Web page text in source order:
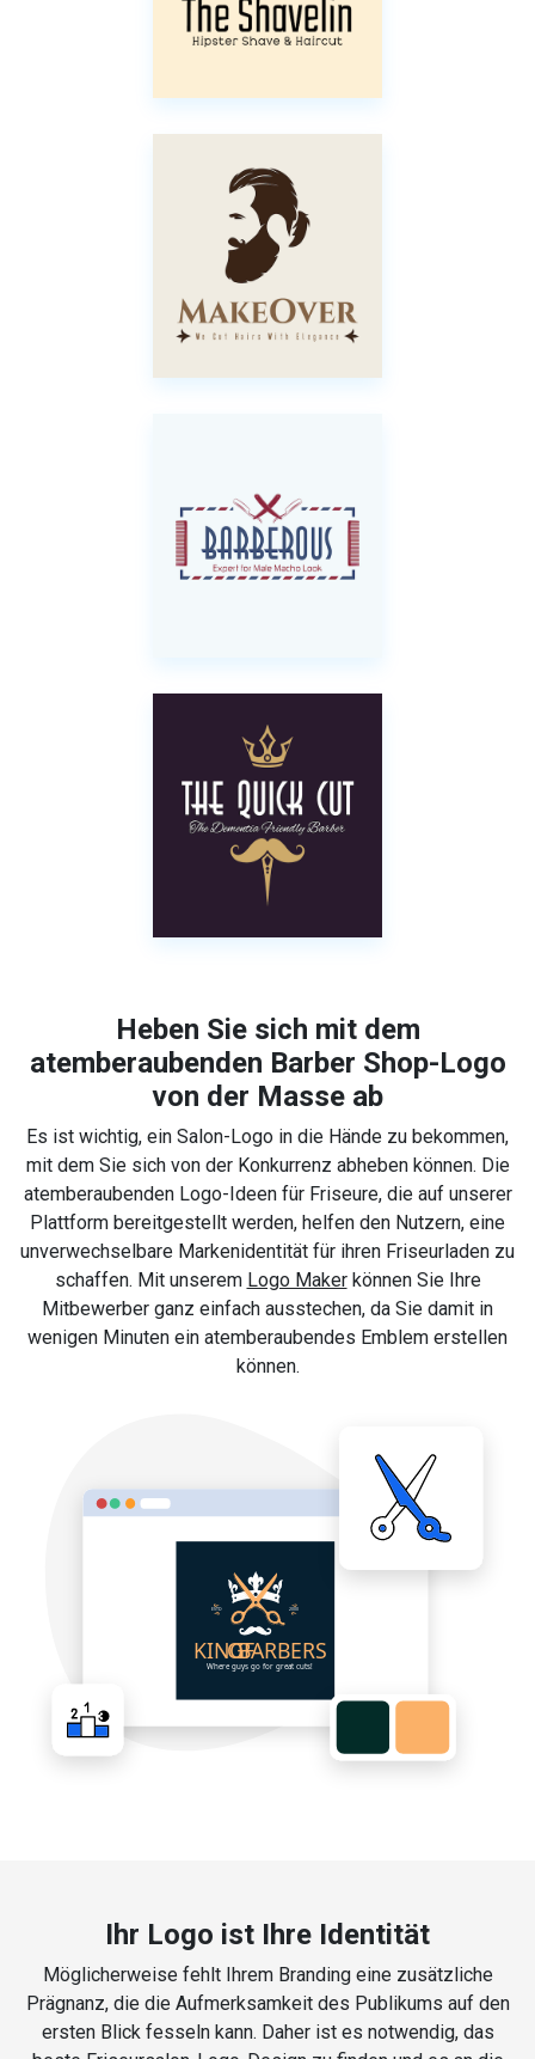
Heben Sie sich mit dem
atemberaubenden Barber Shop-Logo
von der Masse ab
Es ist wichtig, ein Salon-Logo in die Hände zu bekommen,
mit dem Sie sich von der Konkurrenz abheben können. Die
atemberaubenden Logo-Ideen für Friseure, die auf unserer
Plattform bereitgestellt werden, helfen den Nutzern, eine
unverwechselbare Markenidentität für ihren Friseurladen zu
schaffen. Mit unserem Logo Makerkönnen Sie Ihre
Mitbewerber ganz einfach ausstechen, da Sie damit in
wenigen Minuten ein atemberaubendes Emblem erstellen
können.
Ihr Logo ist Ihre Identität
Möglicherweise fehlt Ihrem Branding eine zusätzliche
Prägnanz, die die Aufmerksamkeit des Publikums auf den
ersten Blick fesseln kann. Daher ist es notwendig, das